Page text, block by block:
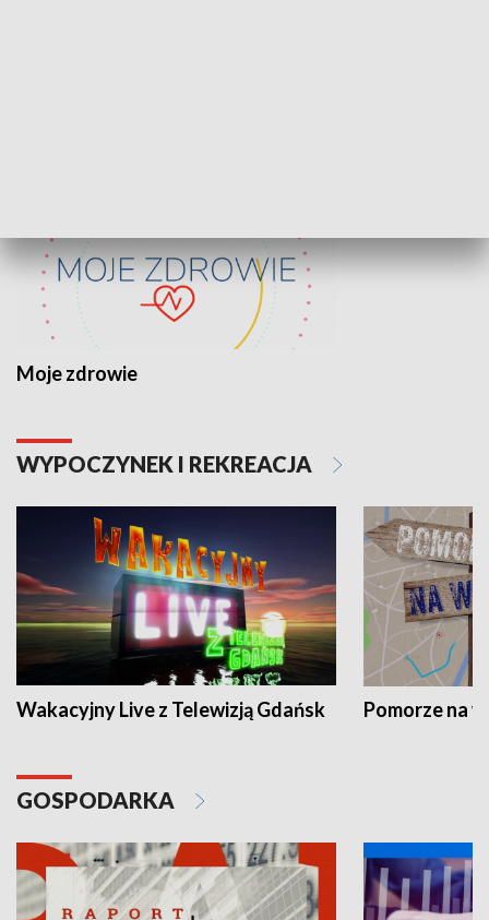
Moje zdrowie
WYPOCZYNEK I REKREACJA
Wakacyjny Live z Telewizją Gdańsk Pomorze na
GOSPODARKA